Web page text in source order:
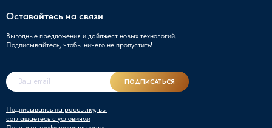
Оставайтесь на связи
Выгодные предложения и дайджест новых технологий.
Подписывайтесь, чтобы ничего не пропустить!
Подписываясь на рассылку, вы
соглашаетесь с условиями
ПОДПИСАТЬСЯ